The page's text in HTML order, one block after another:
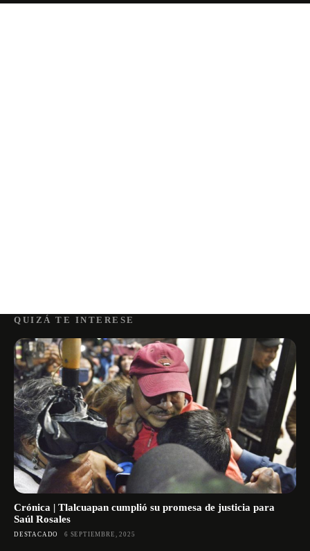
QUIZÁ TE INTERESE
Crónica | Tlalcuapan cumplió su promesa de justicia para
Saúl Rosales
DESTACADO 6 SEPTIEMBRE, 2025